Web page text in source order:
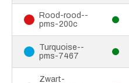
Rood-rood--
pms-200c
Turquoise--
pms-7467
Zwart-